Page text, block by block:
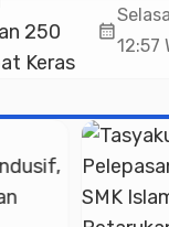
250
Keras
calendar_month
12:57